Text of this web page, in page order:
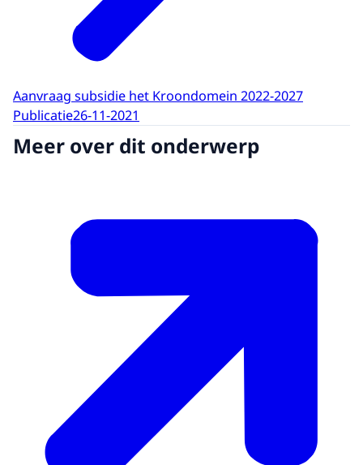
Aanvraag subsidie het Kroondomein 2022-2027
Publicatie26-11-2021
Meer over dit onderwerp